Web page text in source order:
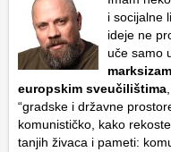
i socijalne
ideje ne
uče samo
europskim sveučilištima
“gradske i državne
komunističko, kako
tanjih živaca i pameti: